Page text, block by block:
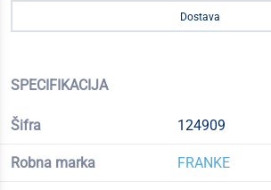
Dostava
SPECIFIKACIJA
Šifra 124909
Robna marka FRANKE